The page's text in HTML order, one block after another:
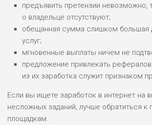
ДОХОД: НИЗКИЙ
БЮДЖЕТ: НИЗКИЙ
ВСЕМ
РИСКИ: НИЗКИЕ
ДОХОД: СРЕДНИЙ
предъявить претензии невозможно,
о владельце отсутствуют;
обещанная сумма слишком большая
услуг;
мгновенные выплаты ничем не
предложение привлекать рефералов
из их заработка служит признаком
Если вы ищете заработок в интернет на
несложных заданий, лучше обратиться
площадкам.